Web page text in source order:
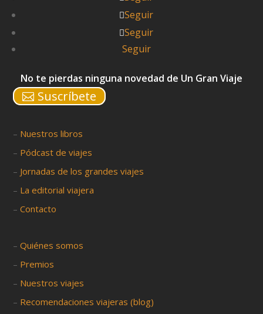
Seguir
Seguir
Seguir
No te pierdas ninguna novedad de Un Gran Viaje
Suscríbete
– Nuestros libros
– Pódcast de viajes
– Jornadas de los grandes viajes
– La editorial viajera
–Contacto
–Quiénes somos
– Premios
– Nuestros viajes
– Recomendaciones viajeras (blog)